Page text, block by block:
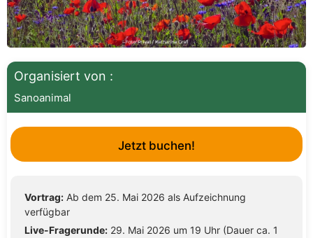
Organisiert von :
Sanoanimal
Jetzt buchen!
Vortrag: Ab dem 25. Mai 2026 als Aufzeichnung
verfügbar
Live-Fragerunde: 29. Mai 2026 um 19 Uhr (Dauer ca. 1